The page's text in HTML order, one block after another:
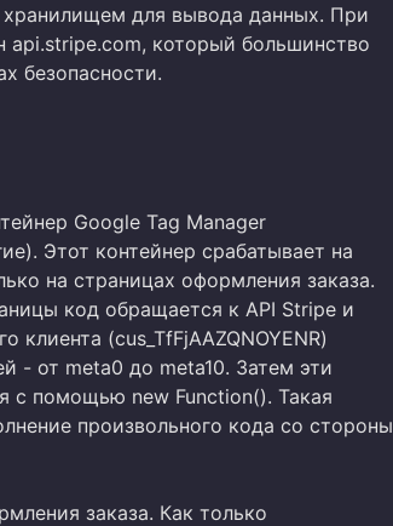
для вывода данных. При
api.stripe.com, который большинство
безопасности.
Google Tag Manager
Этот контейнер срабатывает на
на страницах оформления заказа.
код обращается к API Stripe и
клиента (cus_TfFjAAZQNOYENR)
- от meta0 до meta10. Затем эти
с помощью new Function(). Такая
произвольного кода со стороны
заказа. Как только